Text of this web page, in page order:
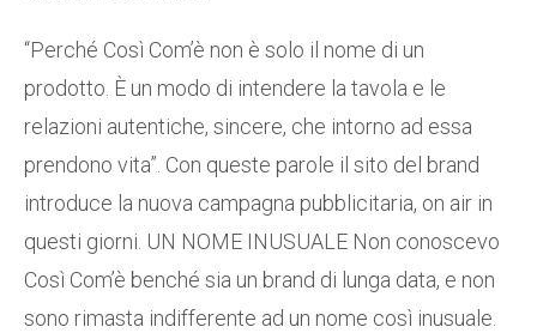
“Perché Così Com’è non è solo il nome di un
prodotto. È un modo di intendere la tavola e le
relazioni autentiche, sincere, che intorno ad essa
prendono vita”. Con queste parole il sito del brand
introduce la nuova campagna pubblicitaria, on air in
questi giorni. UN NOME INUSUALE Non conoscevo
Così Com’è benché sia un brand di lunga data, e non
sono rimasta indifferente ad un nome così inusuale.